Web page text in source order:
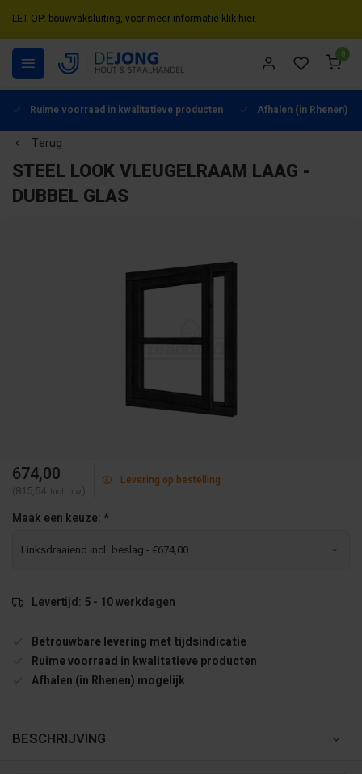
LET OP: bouwvaksluiting, voor meer informatie klik hier.
0
Ruime voorraad in kwalitatieve producten Afhalen (in Rhenen)
Terug
STEEL LOOK VLEUGELRAAM LAAG -
DUBBEL GLAS
674,00
(815,54 Incl. btw )
Levering op bestelling
Maak een keuze: *
Levertijd: 5 - 10 werkdagen
Betrouwbare levering met tijdsindicatie
Ruime voorraad in kwalitatieve producten
Afhalen (in Rhenen) mogelijk
BESCHRIJVING